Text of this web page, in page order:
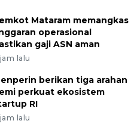
Mataram memangkas
operasional
gaji ASN aman
lalu
berikan tiga arahan
perkuat ekosistem
RI
lalu